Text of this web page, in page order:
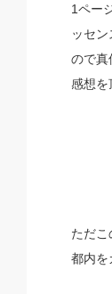
1ペー
ッセ
ので真
感想を
ただこ
都内を